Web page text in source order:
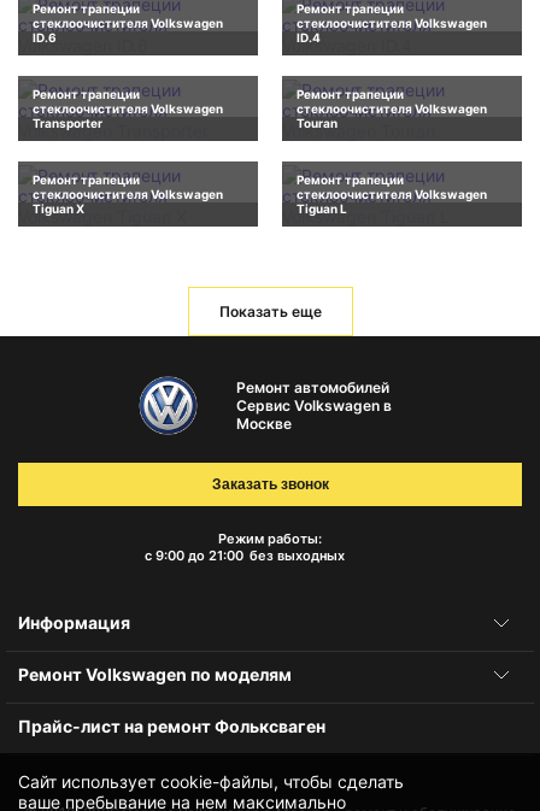
Ремонт трапеции
стеклоочистителя Volkswagen
ID.6
Ремонт трапеции
стеклоочистителя Volkswagen
ID.4
Ремонт трапеции
стеклоочистителя Volkswagen
Transporter
Ремонт трапеции
стеклоочистителя Volkswagen
Touran
Ремонт трапеции
стеклоочистителя Volkswagen
Tiguan X
Ремонт трапеции
стеклоочистителя Volkswagen
Tiguan L
Показать еще
Сайт использует cookie-файлы, чтобы сделать
ваше пребывание на нем максимально
Ремонт автомобилей
Сервис Volkswagen в
Москве
Режим работы:
с 9:00 до 21:00 без выходных
Заказать звонок
Информация
Ремонт Volkswagen по моделям
Прайс-лист на ремонт Фольксваген